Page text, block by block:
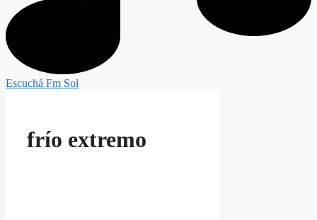
Escuchá Fm Sol
frío extremo